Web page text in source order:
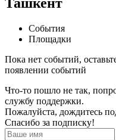
Ташкент
События
Площадки
Пока нет событий,
появлении событий
Что-то пошло не так,
службу поддержки.
Пожалуйста, дождитесь
Спасибо за подписку!